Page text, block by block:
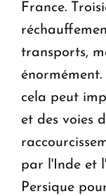
France.
transports,
cela peut
et des voies
par l'Inde et
Persique